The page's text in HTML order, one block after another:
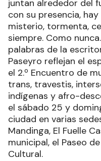
juntan alrededor del
con su presencia,
misterio, tormenta,
siempre. Como
palabras de la
Paseyro reflejan el
el 2.º Encuentro de
trans, travestis,
indígenas y afro-
el sábado 25 y
ciudad en varias
Mandinga, El Fuelle
municipal, el Paseo
Cultural.